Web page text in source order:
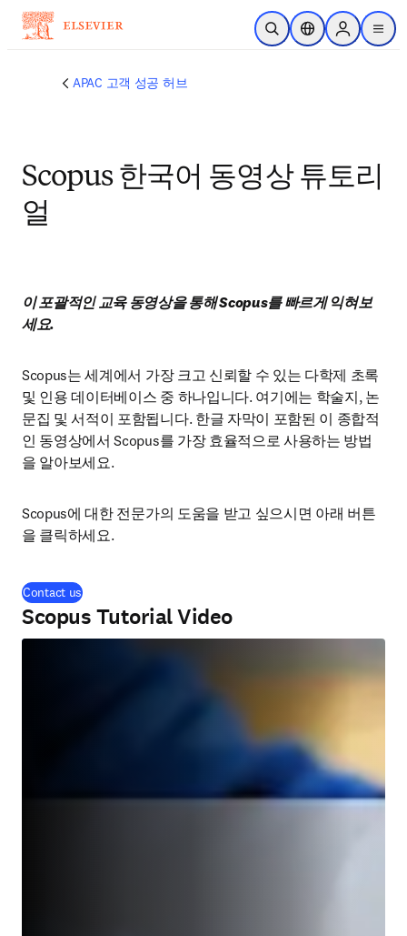
주요 콘텐츠로 건너뛰기
검색 열기위치 선택기Sign in to
menu
APAC 고객 성공 허브
Scopus 한국어 동영상 튜토리
얼
이 포괄적인 교육 동영상을 통해 Scopus를 빠르게 익혀보
세요.
Scopus는 세계에서 가장 크고 신뢰할 수 있는 다학제 초록
및 인용 데이터베이스 중 하나입니다. 여기에는 학술지, 논
문집 및 서적이 포함됩니다. 한글 자막이 포함된 이 종합적
인 동영상에서 Scopus를 가장 효율적으로 사용하는 방법
을 알아보세요.
Scopus에 대한 전문가의 도움을 받고 싶으시면 아래 버튼
을 클릭하세요.
Contact us
Scopus Tutorial Video